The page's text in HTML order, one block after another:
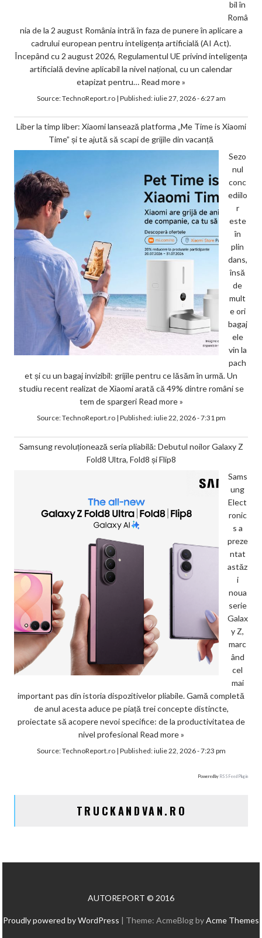
bil în
Româ
nia de la 2 august România intră în faza de punere în aplicare a
cadrului european pentru inteligența artificială (AI Act).
Începând cu 2 august 2026, Regulamentul UE privind inteligența
artificială devine aplicabil la nivel național, cu un calendar
etapizat pentru… Read more »
Source:TechnoReport.ro| Published:iulie 27, 2026 - 6:27 am
Liber la timp liber: Xiaomi lansează platforma „Me Time is Xiaomi
Time” și te ajută să scapi de grijile din vacanță
Sezo
nul
conc
ediilo
r
este
în
plin
dans,
însă
de
mult
e ori
bagaj
ele
vin la
pach
et și cu un bagaj invizibil: grijile pentru ce lăsăm în urmă. Un
studiu recent realizat de Xiaomi arată că 49% dintre români se
tem de spargeri Read more »
Source:TechnoReport.ro| Published:iulie 22, 2026 - 7:31 pm
Samsung revoluționează seria pliabilă: Debutul noilor Galaxy Z
Fold8 Ultra, Fold8 și Flip8
Sams
ung
Elect
ronic
s a
preze
ntat
astăz
i
noua
serie
Galax
y Z,
marc
ând
cel
mai
important pas din istoria dispozitivelor pliabile. Gamă completă
de anul acesta aduce pe piață trei concepte distincte,
proiectate să acopere nevoi specifice: de la productivitatea de
nivel profesional Read more »
Source:TechnoReport.ro| Published:iulie 22, 2026 - 7:23 pm
Powered by RSS Feed Plugin
TRUCKANDVAN.RO
AUTOREPORT © 2016
Proudly powered by WordPress | Theme: AcmeBlog byAcme Themes